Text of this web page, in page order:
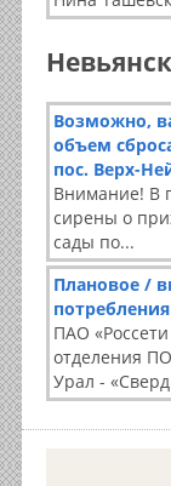
Возможно,
объем
пос. Верх-
Внимание! В
сирены о
сады по...
Плановое /
ПАО
отделения
Урал -